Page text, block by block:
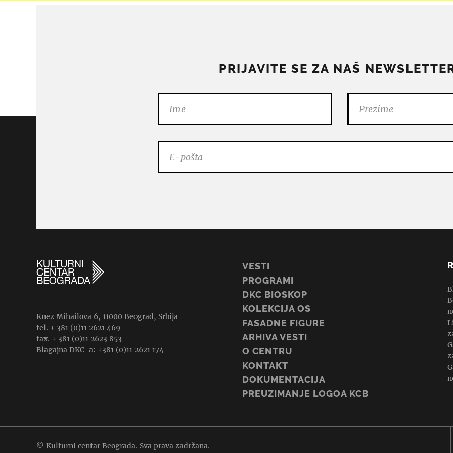
PRIJAVITE SE ZA NAŠ
Knez Mihailova 6, 11000 Beograd, Srbija
tel. + 381 (0)11 2621 469
fax. + 381 (0)11 2623 853
Blagajna DKC-a: +381 (0)11 2621 174
VESTI
PROGRAMI
DKC BIOSKOP
KOLEKCIJA OS
FASADNE FIGURE
ARHIVA VESTI
O CENTRU
KONTAKT
DOKUMENTACIJA
PREUZIMANJE LOGOA KCB
© Kulturni centar Beograda. Sva prava zadržana.